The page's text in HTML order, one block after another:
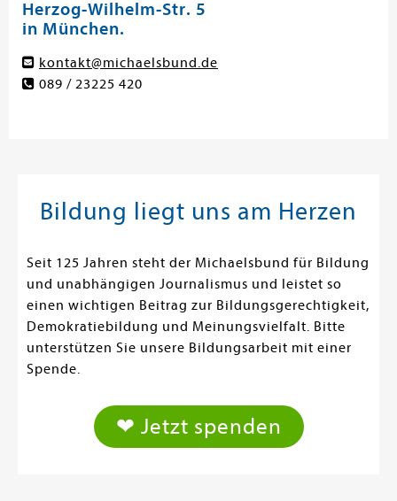
Herzog-Wilhelm-Str. 5
in München.
kontakt@michaelsbund.de
089 / 23225 420
Bildung liegt uns am Herzen
Seit 125 Jahren steht der Michaelsbund für Bildung
und unabhängigen Journalismus und leistet so
einen wichtigen Beitrag zur Bildungsgerechtigkeit,
Demokratiebildung und Meinungsvielfalt. Bitte
unterstützen Sie unsere Bildungsarbeit mit einer
Spende.
❤ Jetzt spenden